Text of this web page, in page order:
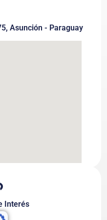
Asunción - Paraguay
Interés